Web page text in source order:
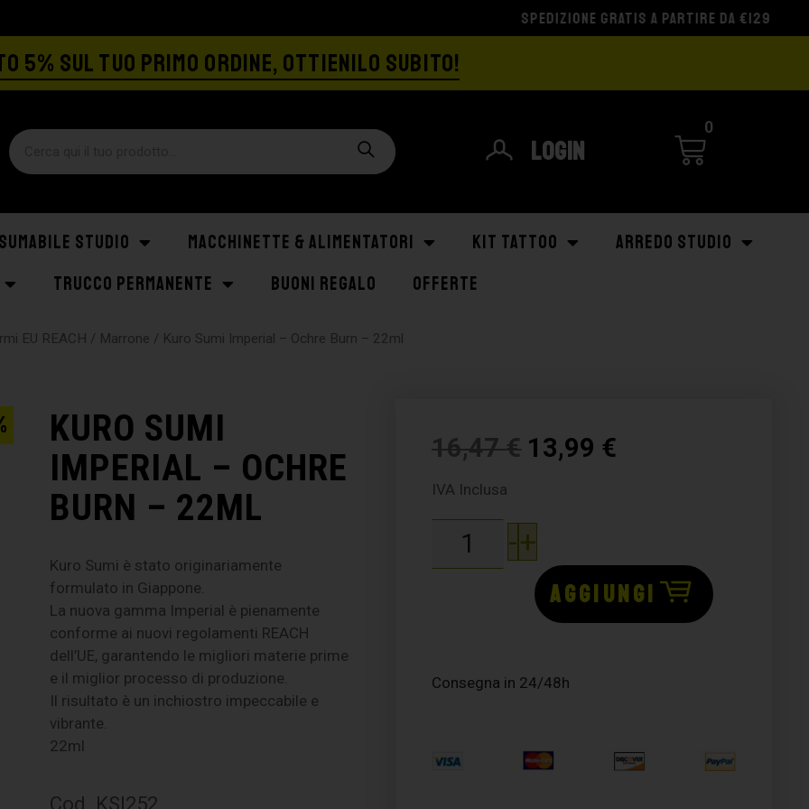
5% SUL TUO PRIMO ORDINE, OTTIENILO SUBITO!
Login
0
STUDIO MACCHINETTE & ALIMENTATORI KIT TATTOO
ARREDO STUDIO
TRUCCO PERMANENTE
BUONI REGALO OFFERTE
EU REACH / Marrone / Kuro Sumi Imperial – Ochre Burn – 22ml
KURO SUMI
IMPERIAL – OCHRE
BURN – 22ML
Kuro Sumi è stato originariamente
formulato in Giappone.
La nuova gamma Imperial è pienamente
conforme ai nuovi regolamenti REACH
dell’UE, garantendo le migliori materie prime
e il miglior processo di produzione.
Il risultato è un inchiostro impeccabile e
vibrante.
22ml
Cod. KSI252
16,47€ 13,99 €
IVA Inclusa
-+
AGGIUNGI
Consegna in 24/48h